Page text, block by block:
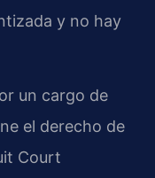
y no hay
un cargo de
el derecho de
Court